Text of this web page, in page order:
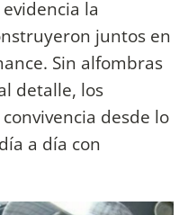
la
juntos en
Sin alfombras
detalle, los
desde lo
a día con